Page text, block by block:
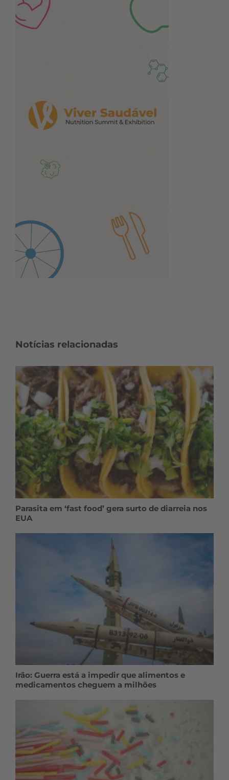
Notícias relacionadas
Parasita em ‘fast food’ gera surto de diarreia nos
EUA
Irão: Guerra está a impedir que alimentos e
medicamentos cheguem a milhões